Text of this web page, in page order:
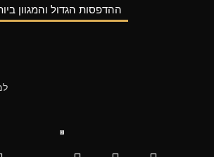
ההדפסות הגדול והמגוון